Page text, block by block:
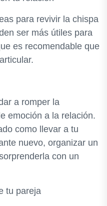
para revivir la chispa
ser más útiles para
es recomendable que
a romper la
emoción a la relación.
como llevar a tu
nuevo, organizar un
con un
tu pareja